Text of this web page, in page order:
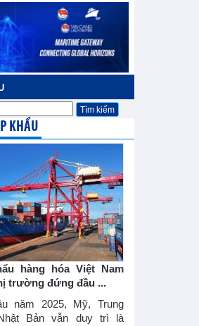
KHẨU
hàng hóa Việt Nam
trường đứng đầu ...
năm 2025, Mỹ, Trung
Bản vẫn duy trì là